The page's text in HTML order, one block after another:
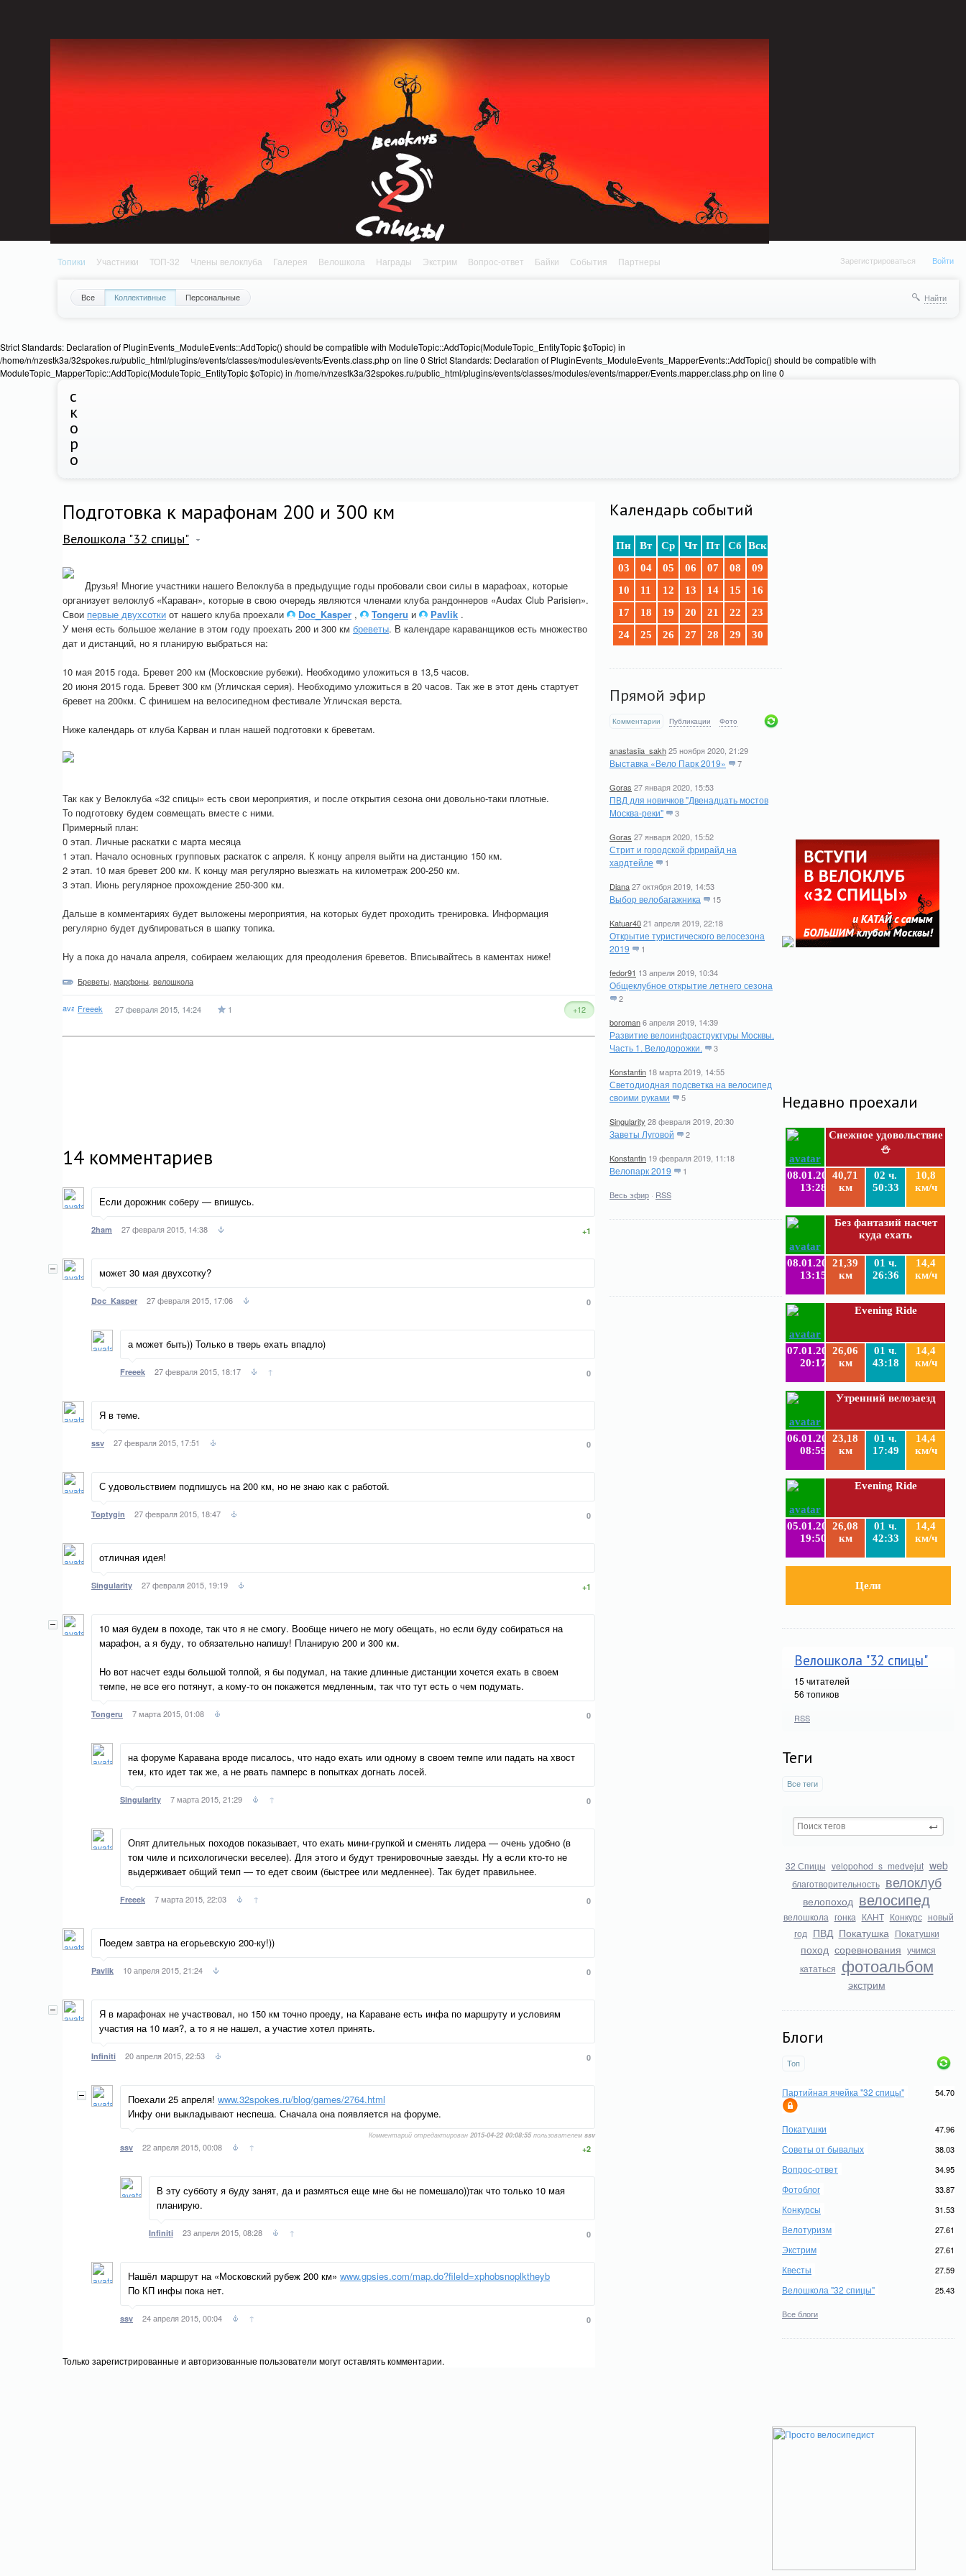
Топики Участники ТОП-32 Члены велоклуба Галерея Велошкола Награды Экстрим Вопрос-ответ Байки События Партнеры Зарегистрироваться Войти
Все Коллективные Персональные Найти
Strict Standards: Declaration of PluginEvents_ModuleEvents::AddTopic() should be compatible with ModuleTopic::AddTopic(ModuleTopic_EntityTopic $oTopic) in
/home/n/nzestk3a/32spokes.ru/public_html/plugins/events/classes/modules/events/Events.class.php on line 0 Strict Standards: Declaration of PluginEvents_ModuleEvents_MapperEvents::AddTopic() should be compatible with
ModuleTopic_MapperTopic::AddTopic(ModuleTopic_EntityTopic $oTopic) in /home/n/nzestk3a/32spokes.ru/public_html/plugins/events/classes/modules/events/mapper/Events.mapper.class.php on line 0
с
к
о
р
о
Недавно проехали
Снежное удовольствие
⛄
08.01.2019
13:28
40,71
км
02 ч.
50:33
10,8
км/ч
Без фантазий насчет
куда ехать
08.01.2019
13:15
21,39
км
01 ч.
26:36
14,4
км/ч
Evening Ride
07.01.2019
20:17
26,06
км
01 ч.
43:18
14,4
км/ч
Утренний велозаезд
06.01.2019
08:59
23,18
км
01 ч.
17:49
14,4
км/ч
Evening Ride
05.01.2019
19:50
26,08
км
01 ч.
42:33
14,4
км/ч
Цели
Велошкола "32 спицы"
15 читателей
56 топиков
RSS
Теги
Все теги
32 Спицы velopohod_s_medvejut web
благотворительность велоклуб
велопоход велосипед
велошкола гонка КАНТ Конкурс новый
год ПВД Покатушка Покатушки
поход соревнования учимся
кататься фотоальбом
экстрим
Блоги
Топ
Партийная ячейка "32 спицы" 54.70
Покатушки 47.96
Советы от бывалых 38.03
Вопрос-ответ 34.95
Фотоблог 33.87
Конкурсы 31.53
Велотуризм 27.61
Экстрим 27.61
Квесты 27.59
Велошкола "32 спицы" 25.43
Все блоги
Календарь событий
Пн Вт Ср Чт Пт Сб
Вск
03
04 05 06 07 08
09
10
11 12 13 14 15
16
17
18 19 20 21 22
23
24
25 26 27 28 29 30
Прямой эфир
Комментарии Публикации Фото
anastasiia_sakh25 ноября 2020, 21:29
Выставка «Вело Парк 2019» 7
Goras 27 января 2020, 15:53
ПВД для новичков "Двенадцать мостов
Москва-реки"
3
Goras 27 января 2020, 15:52
Стрит и городской фрирайд на
хардтейле
1
Diana27 октября 2019, 14:53
Выбор велобагажника 15
Katuar4021 апреля 2019, 22:18
Открытие туристического велосезона
2019
1
fedor91 13 апреля 2019, 10:34
Общеклубное открытие летнего сезона
2
boroman6 апреля 2019, 14:39
Развитие велоинфраструктуры Москвы.
Часть 1. Велодорожки.
3
Konstantin 18 марта 2019, 14:55
Светодиодная подсветка на велосипед
своими руками
5
Singularity 28 февраля 2019, 20:30
Заветы Луговой 2
Konstantin 19 февраля 2019, 11:18
Велопарк 2019 1
Весь эфир · RSS
Подготовка к марафонам 200 и 300 км
Велошкола "32 спицы"
Друзья! Многие участники нашего Велоклуба в предыдущие годы пробовали свои силы в марафоах, которые
организует велоклуб «Караван», которые в свою очередь являются членами клуба рандоннеров «Audax Club Parisien».
Свои первые двухсотки от нашего клуба проехали Doc_Kasper , Tongeru и Pavlik .
У меня есть большое желание в этом году проехать 200 и 300 км бреветы. В календаре караванщиков есть множество
дат и дистанций, но я планирую выбраться на:
10 мая 2015 года. Бревет 200 км (Московские рубежи). Необходимо уложиться в 13,5 часов.
20 июня 2015 года. Бревет 300 км (Угличская серия). Необходимо уложиться в 20 часов. Так же в этот день стартует
бревет на 200км. С финишем на велосипедном фестивале Угличская верста.
Ниже календарь от клуба Карван и план нашей подготовки к бреветам.
Так как у Велоклуба «32 спицы» есть свои мероприятия, и после открытия сезона они довольно-таки плотные.
То подготовку будем совмещать вместе с ними.
Примерный план:
0 этап. Личные раскатки с марта месяца
1 этап. Начало основных групповых раскаток с апреля. К концу апреля выйти на дистанцию 150 км.
2 этап. 10 мая бревет 200 км. К концу мая регулярно выезжать на километраж 200-250 км.
3 этап. Июнь регулярное прохождение 250-300 км.
Дальше в комментариях будет выложены мероприятия, на которых будет проходить тренировка. Информация
регулярно будет дублироваться в шапку топика.
Ну а пока до начала апреля, собираем желающих для преодоления бреветов. Вписывайтесь в каментах ниже!
Бреветы марфоны велошкола
Freeek 27 февраля 2015, 14:24 1 +12
14 комментариев
Если дорожник соберу — впишусь.
2ham 27 февраля 2015, 14:38 +1
может 30 мая двухсотку?
Doc_Kasper 27 февраля 2015, 17:06 0
а может быть)) Только в тверь ехать впадло)
Freeek 27 февраля 2015, 18:17 0
↑
Я в теме.
ssv 27 февраля 2015, 17:51 0
С удовольствием подпишусь на 200 км, но не знаю как с работой.
Toptygin 27 февраля 2015, 18:47 0
отличная идея!
Singularity 27 февраля 2015, 19:19 +1
10 мая будем в походе, так что я не смогу. Вообще ничего не могу обещать, но если буду собираться на
марафон, а я буду, то обязательно напишу! Планирую 200 и 300 км.
Но вот насчет езды большой толпой, я бы подумал, на такие длинные дистанции хочется ехать в своем
темпе, не все его потянут, а кому-то он покажется медленным, так что тут есть о чем подумать.
Tongeru 7 марта 2015, 01:08 0
на форуме Каравана вроде писалось, что надо ехать или одному в своем темпе или падать на хвост
тем, кто идет так же, а не рвать памперс в попытках догнать лосей.
Singularity 7 марта 2015, 21:29 0
↑
Опят длительных походов показывает, что ехать мини-групкой и сменять лидера — очень удобно (в
том чиле и психологически веселее). Для этого и будут тренировочные заезды. Ну а если кто-то не
выдерживает общий темп — то едет своим (быстрее или медленнее). Так будет правильнее.
Freeek 7 марта 2015, 22:03 0
↑
Поедем завтра на егорьевскую 200-ку!))
Pavlik 10 апреля 2015, 21:24 0
Я в марафонах не участвовал, но 150 км точно проеду, на Караване есть инфа по маршруту и условиям
участия на 10 мая?, а то я не нашел, а участие хотел принять.
Infiniti 20 апреля 2015, 22:53 0
Поехали 25 апреля! www.32spokes.ru/blog/games/2764.html
Инфу они выкладывают неспеша. Сначала она появляется на форуме.
Комментарий отредактирован 2015-04-22 00:08:55пользователем ssv
ssv 22 апреля 2015, 00:08 +2
↑
В эту субботу я буду занят, да и размяться еще мне бы не помешало))так что только 10 мая
планирую.
Infiniti 23 апреля 2015, 08:28 0
↑
Нашёл маршрут на «Московский рубеж 200 км» www.gpsies.com/map.do?fileId=xphobsnoplktheyb
По КП инфы пока нет.
ssv 24 апреля 2015, 00:04 0
↑
Только зарегистрированные и авторизованные пользователи могут оставлять комментарии.